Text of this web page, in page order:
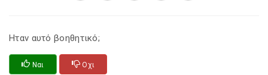
Ηταν αυτό βοηθητικό;
Ναι Οχι